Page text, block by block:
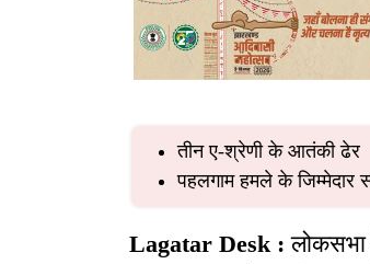
तीन ए-श्रेणी के आतंकी ढेर
पहलगाम हमले के जिम्मेदार
Lagatar Desk :